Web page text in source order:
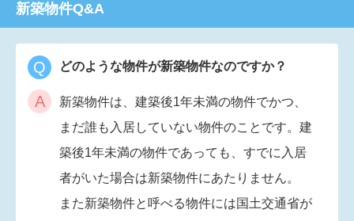
新築物件Q&A
Q どのような物件が新築物件なのですか？
A
新築物件は、建築後1年未満の物件でかつ、
まだ誰も入居していない物件のことです。建
築後1年未満の物件であっても、すでに入居
者がいた場合は新築物件にあたりません。
また新築物件と呼べる物件には国土交通省が